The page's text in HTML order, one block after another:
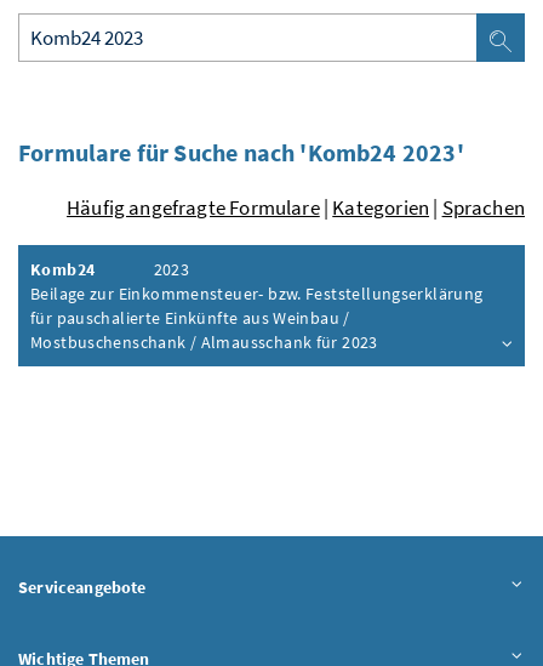
Formulare für Suche nach 'Komb24 2023'
Häufig angefragte Formulare| Kategorien | Sprachen
Komb24
2023
Beilage zur Einkommensteuer- bzw. Feststellungserklärung
für pauschalierte Einkünfte aus Weinbau /
Mostbuschenschank / Almausschank für 2023
Inhalt aufklappen
Serviceangebote
Wichtige Themen